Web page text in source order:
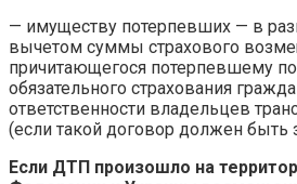
— имуществу потерпевших — в
вычетом суммы страхового
причитающегося потерпевшему
обязательного страхования
ответственности владельцев
(если такой договор должен быть
Если ДТП произошло на